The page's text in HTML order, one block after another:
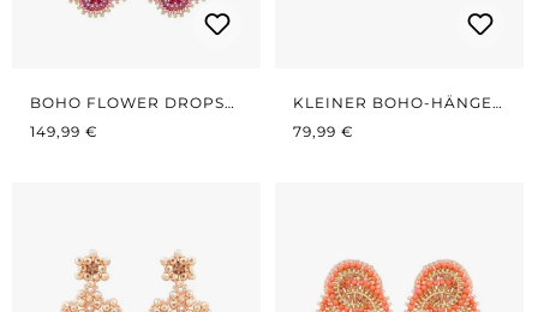
BOHO FLOWER DROPS
RED/PINK
REGULÄRER PREIS:
149,99 €
KLEINER BOHO-HÄNGER
PURE PINK
REGULÄRER PREIS:
79,99 €